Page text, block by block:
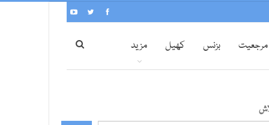
مرجعیت بزنس کھیل مزید